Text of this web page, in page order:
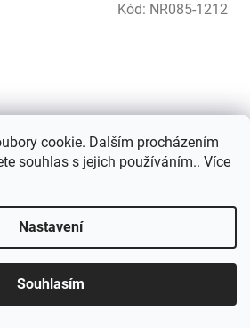
cookie. Dalším procházením
souhlas s jejich používáním.. Více
Nastavení
Souhlasím
skříňka 82x51,5x43 cm, dub
Kód: NR085-1212